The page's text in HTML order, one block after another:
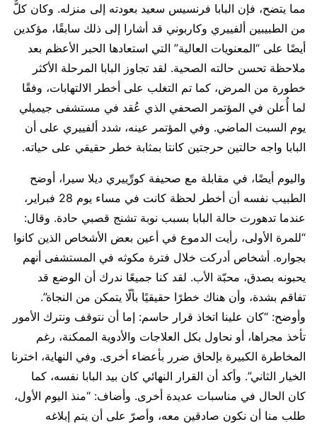
مما يتضح، فإن البابا فرنسيس سعيد بعودته إلى منزله. وكان كلٌّ
من الطبيبين ألفييري وكاربوني قد أشارا إلى ذلك سابقًا، مؤكدين
أيضًا على “المعنويات العالية” التي استعادها الحبر الأعظم بعد
ملاحظة تحسن حالته الصحية. لقد تجاوز البابا المرحلة الأكثر
خطورة من المرض، كما تم التغلب على أخطر الالتهابات، وفقًا
لما أُعلن في المؤتمر الصحفي الذي عُقد في مستشفى جيميلي
يوم السبت الماضي. وفي المؤتمر عينه، شدد ألفييري على أن
البابا واجه حالتين حرجتين كانتا بمثابة خطر حقيقي على حياته.
واليوم أيضًا، في مقابلة مع صحيفة كورِّييري ديلا سيرا، أوضح
الطبيب نفسه أن أخطر لحظة كانت في مساء يوم 28 فبراير،
عندما تدهورت حالة البابا بسبب نوبة تشنج قصبي حادة. وقال:
“للمرة الأولى، رأيت الدموع في أعين بعض الأشخاص الذين كانوا
بجواره. أشخاص أدركت خلال فترة مكوثه في المستشفى أنهم
يحبونه بصدق، محبّة الأب. لقد كنا جميعًا ندرك أن الوضع قد
تفاقم بشدة، وأن هناك خطرًا حقيقيًا بألّا يتمكن من النجاة”.
وأوضح: “كان علينا اتخاذ قرار حاسم: إما أن نتوقف ونترك الأمور
تأخذ مجراها، أو نحاول بكل العلاجات والأدوية الممكنة، رغم
المخاطرة الكبيرة بإلحاق ضرر بأعضاء أخرى. وفي النهاية، اخترنا
الخيار الثاني”. وأكد أن القرار النهائي كان بيد البابا نفسه، كما
كان الحال في مناسبات عديدة أخرى. وأضاف: “منذ اليوم الأول،
طلب منا أن نكون صادقين معه، وأصرّ على أن يتم إبلاغه